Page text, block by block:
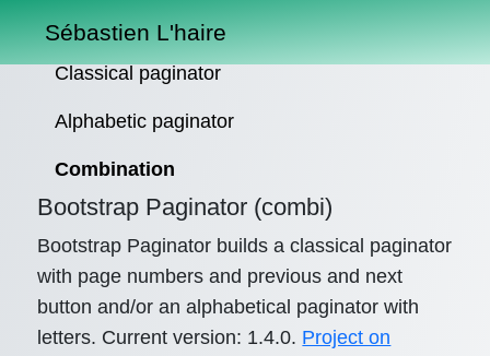
Sébastien L'haire
Classical paginator
Alphabetic paginator
Combination
Bootstrap Paginator (combi)
Bootstrap Paginator builds a classical paginator
with page numbers and previous and next
button and/or an alphabetical paginator with
letters. Current version: 1.4.0. Project on